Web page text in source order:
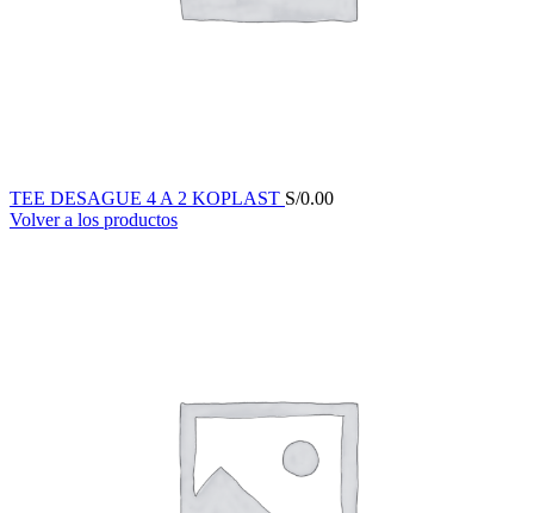
TEE DESAGUE 4 A 2 KOPLAST S/0.00
Volver a los productos